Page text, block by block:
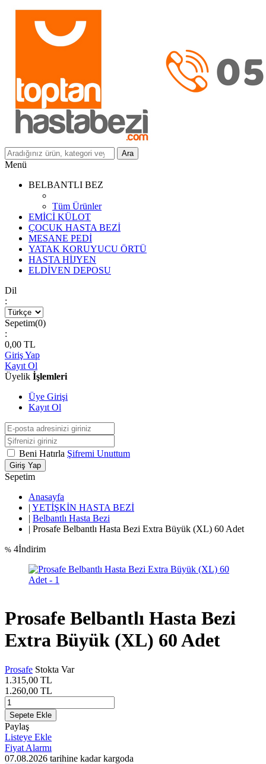
Ara
Menü
BELBANTLI BEZ
Tüm Ürünler
EMİCİ KÜLOT
ÇOCUK HASTA BEZİ
MESANE PEDİ
YATAK KORUYUCU ÖRTÜ
HASTA HİJYEN
ELDİVEN DEPOSU
Dil
:
Sepetim(0)
:
0,00 TL
Giriş Yap
Kayıt Ol
Üyelik İşlemleri
Üye Girişi
Kayıt Ol
Beni Hatırla Şifremi Unuttum
Giriş Yap
Sepetim
Anasayfa
| YETİŞKİN HASTA BEZİ
| Belbantlı Hasta Bezi
| Prosafe Belbantlı Hasta Bezi Extra Büyük (XL) 60 Adet
% 4İndirim
Prosafe Belbantlı Hasta Bezi
Extra Büyük (XL) 60 Adet
Prosafe Stokta Var
1.315,00 TL
1.260,00 TL
Sepete Ekle
Paylaş
Listeye Ekle
Fiyat Alarmı
07.08.2026 tarihine kadar kargoda